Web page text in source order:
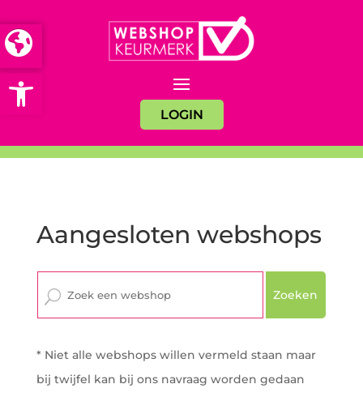
Open toolbar
LOGIN
Aangesloten webshops
Zoeken
* Niet alle webshops willen vermeld staan maar
bij twijfel kan bij ons navraag worden gedaan